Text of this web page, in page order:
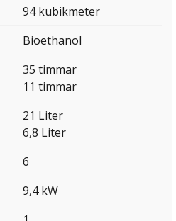
94 kubikmeter
Bioethanol
35 timmar
11 timmar
21 Liter
6,8 Liter
6
9,4 kW